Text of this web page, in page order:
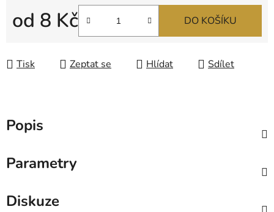
od 8 Kč DO KOŠÍKU
Tisk Zeptat se Hlídat Sdílet
Popis
Parametry
Diskuze